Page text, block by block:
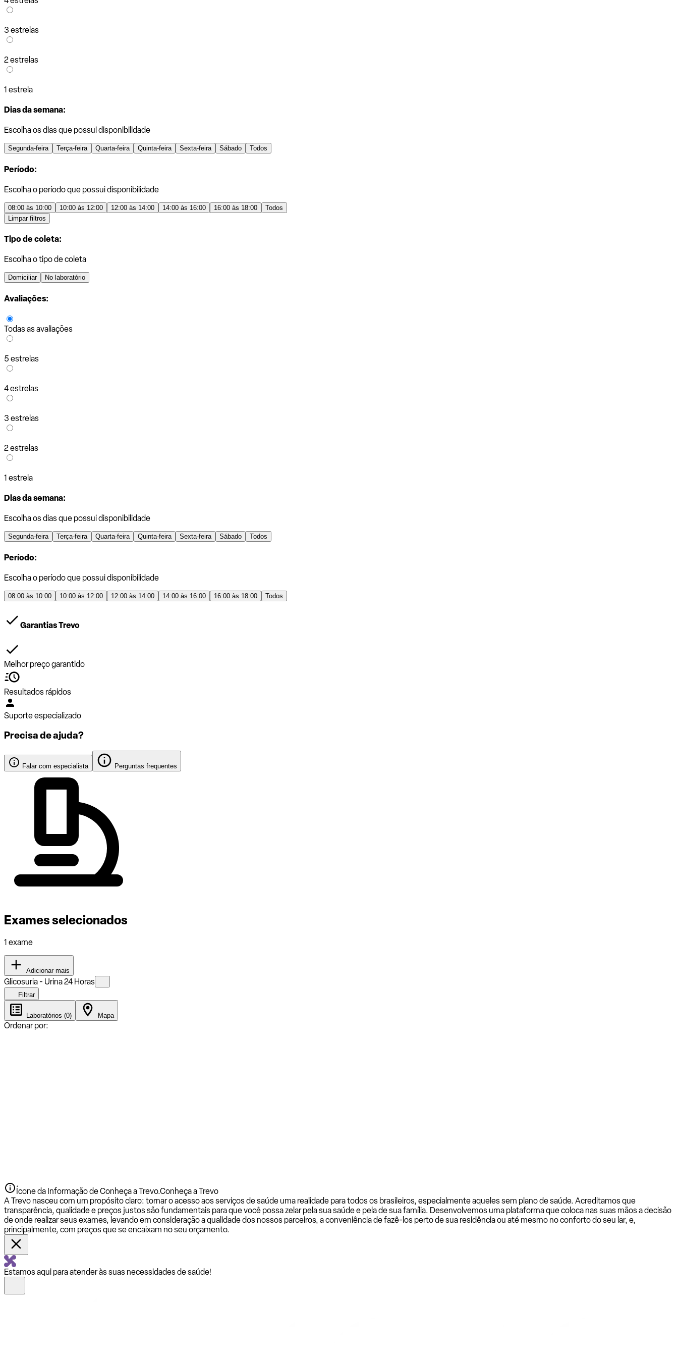
3 estrelas
2 estrelas
1 estrela
Dias da semana:
Escolha os dias que possui disponibilidade
Segunda-feira Terça-feira Quarta-feira Quinta-feira Sexta-feira Sábado Todos
Período:
Escolha o período que possui disponibilidade
08:00 às 10:00 10:00 às 12:00 12:00 às 14:00 14:00 às 16:00 16:00 às 18:00
Todos
Limpar filtros
Tipo de coleta:
Escolha o tipo de coleta
Domiciliar No laboratório
Avaliações:
Todas as avaliações
5 estrelas
4 estrelas
3 estrelas
2 estrelas
1 estrela
Dias da semana:
Escolha os dias que possui disponibilidade
Segunda-feira Terça-feira Quarta-feira Quinta-feira Sexta-feira Sábado Todos
Período:
Escolha o período que possui disponibilidade
08:00 às 10:00 10:00 às 12:00 12:00 às 14:00 14:00 às 16:00 16:00 às 18:00 Todos
Garantias Trevo
Melhor preço garantido
Resultados rápidos
Suporte especializado
Precisa de ajuda?
Falar com especialista Perguntas frequentes
Exames selecionados
1 exame
Adicionar mais
Glicosuria - Urina 24 Horas
Filtrar
Laboratórios (0) Mapa
Ordenar por:
Ícone da Informação de Conheça a Trevo.Conheça a Trevo
A Trevo nasceu com um propósito claro: tornar o acesso aos serviços de saúde uma realidade para todos os brasileiros, especialmente aqueles sem plano de saúde. Acreditamos que
transparência, qualidade e preços justos são fundamentais para que você possa zelar pela sua saúde e pela de sua família. Desenvolvemos uma plataforma que coloca nas suas mãos a decisão
de onde realizar seus exames, levando em consideração a qualidade dos nossos parceiros, a conveniência de fazê-los perto de sua residência ou até mesmo no conforto do seu lar, e,
principalmente, com preços que se encaixam no seu orçamento.
Estamos aqui para atender às suas necessidades de saúde!